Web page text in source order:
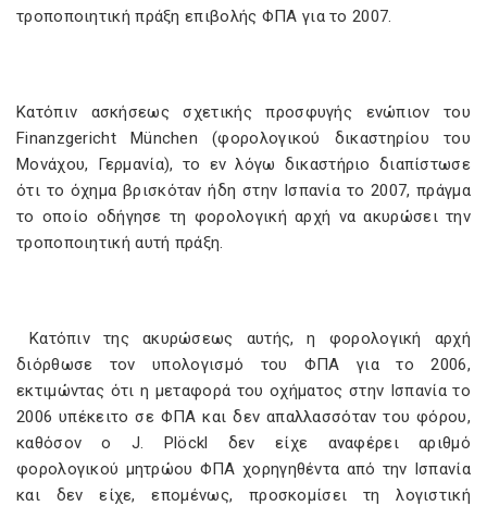
τροποποιητική πράξη επιβολής ΦΠΑ για το 2007.
Κατόπιν ασκήσεως σχετικής προσφυγής ενώπιον του
Finanzgericht München (φορολογικού δικαστηρίου του
Μονάχου, Γερμανία), το εν λόγω δικαστήριο διαπίστωσε
ότι το όχημα βρισκόταν ήδη στην Ισπανία το 2007, πράγμα
το οποίο οδήγησε τη φορολογική αρχή να ακυρώσει την
τροποποιητική αυτή πράξη.
Κατόπιν της ακυρώσεως αυτής, η φορολογική αρχή
διόρθωσε τον υπολογισμό του ΦΠΑ για το 2006,
εκτιμώντας ότι η μεταφορά του οχήματος στην Ισπανία το
2006 υπέκειτο σε ΦΠΑ και δεν απαλλασσόταν του φόρου,
καθόσον ο J. Plöckl δεν είχε αναφέρει αριθμό
φορολογικού μητρώου ΦΠΑ χορηγηθέντα από την Ισπανία
και δεν είχε, επομένως, προσκομίσει τη λογιστική